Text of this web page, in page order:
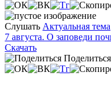
Слушать Актуальная тема
7 августа. О заповеди
Скачать
Поделиться